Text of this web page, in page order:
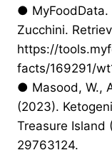
● MyFoodData.
Zucchini.
https://
facts/169291/
● Masood, W.,
(2023).
Treasure Island
29763124.